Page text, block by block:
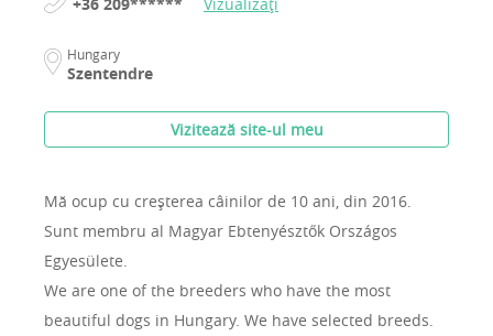
+36 209****** Vizualizați
Hungary
Szentendre
Vizitează site-ul meu
Mă ocup cu creșterea câinilor de 10 ani, din 2016.
Sunt membru al Magyar Ebtenyésztők Országos
Egyesülete.
We are one of the breeders who have the most
beautiful dogs in Hungary. We have selected breeds.